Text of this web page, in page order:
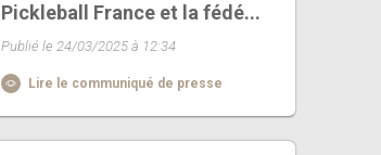
Pickleball France et la fédé...
Publié le 24/03/2025 à 12:34
Lire le communiqué de presse